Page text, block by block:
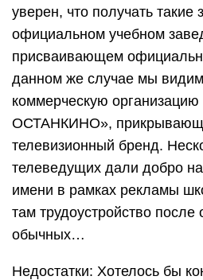
уверен, что получать такие
официальном учебном
присваивающем
данном же случае мы
коммерческую
ОСТАНКИНО»,
телевизионный бренд.
телеведущих дали добро
имени в рамках рекламы
там трудоустройство после
обычных…
Недостатки: Хотелось бы